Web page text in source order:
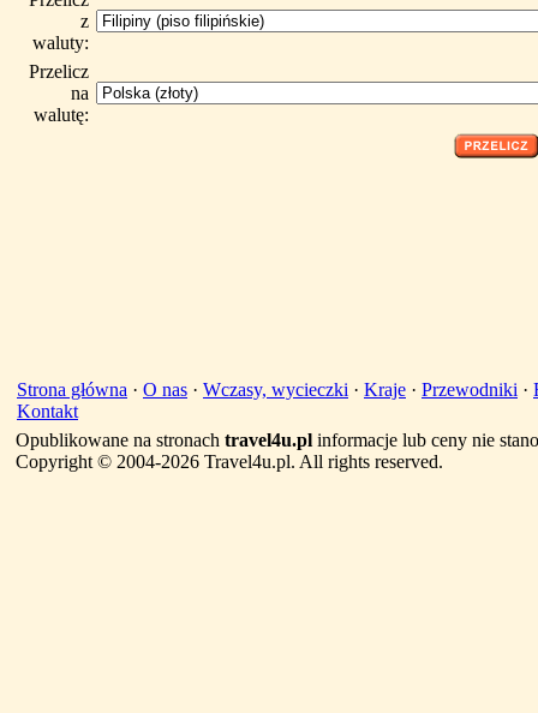
z
waluty:
Przelicz
na
walutę:
Strona główna · O nas · Wczasy, wycieczki · Kraje · Przewodniki ·
Kontakt
Opublikowane na stronach travel4u.pl informacje lub ceny nie
Copyright © 2004-2026 Travel4u.pl. All rights reserved.